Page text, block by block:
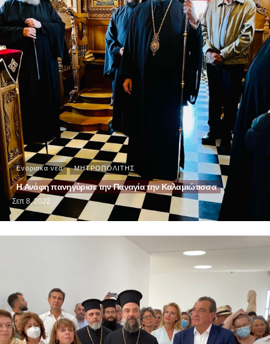
Ενοριακα νεα ΜΗΤΡΟΠΟΛΙΤΗΣ
Η Ανάφη πανηγύρισε την Παναγία την Καλαμιώτισσα
Σεπ 8, 2022